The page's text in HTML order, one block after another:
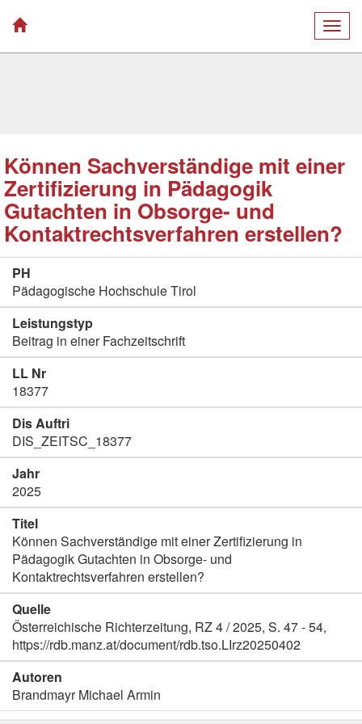
Können Sachverständige mit einer
Zertifizierung in Pädagogik
Gutachten in Obsorge- und
Kontaktrechtsverfahren erstellen?
PH
Pädagogische Hochschule Tirol
Leistungstyp
Beitrag in einer Fachzeitschrift
LL Nr
18377
Dis Auftri
DIS_ZEITSC_18377
Jahr
2025
Titel
Können Sachverständige mit einer Zertifizierung in
Pädagogik Gutachten in Obsorge- und
Kontaktrechtsverfahren erstellen?
Quelle
Österreichische Richterzeitung, RZ 4 / 2025, S. 47 - 54,
https://rdb.manz.at/document/rdb.tso.LIrz20250402
Autoren
Brandmayr Michael Armin